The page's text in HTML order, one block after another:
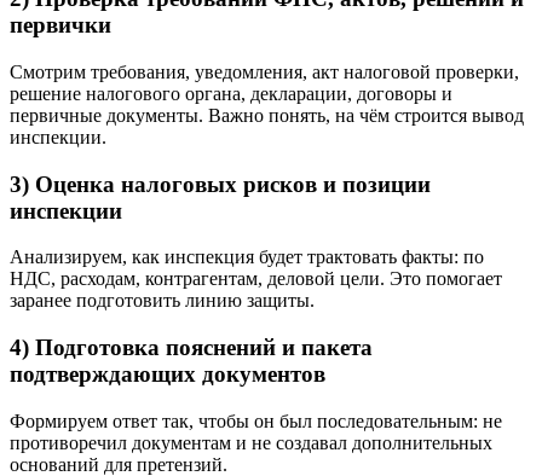
первички
Смотрим требования, уведомления, акт налоговой проверки,
решение налогового органа, декларации, договоры и
первичные документы. Важно понять, на чём строится вывод
инспекции.
3) Оценка налоговых рисков и позиции
инспекции
Анализируем, как инспекция будет трактовать факты: по
НДС, расходам, контрагентам, деловой цели. Это помогает
заранее подготовить линию защиты.
4) Подготовка пояснений и пакета
подтверждающих документов
Формируем ответ так, чтобы он был последовательным: не
противоречил документам и не создавал дополнительных
оснований для претензий.